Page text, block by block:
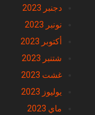
دجنبر 2023
نونبر 2023
أكتوبر 2023
شتنبر 2023
غشت 2023
يوليوز 2023
ماي 2023